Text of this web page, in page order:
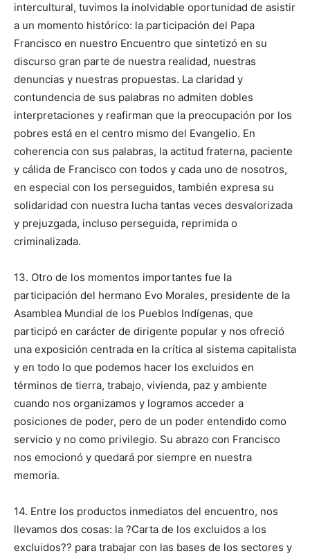
intercultural, tuvimos la inolvidable oportunidad de asistir
a un momento histórico: la participación del Papa
Francisco en nuestro Encuentro que sintetizó en su
discurso gran parte de nuestra realidad, nuestras
denuncias y nuestras propuestas. La claridad y
contundencia de sus palabras no admiten dobles
interpretaciones y reafirman que la preocupación por los
pobres está en el centro mismo del Evangelio. En
coherencia con sus palabras, la actitud fraterna, paciente
y cálida de Francisco con todos y cada uno de nosotros,
en especial con los perseguidos, también expresa su
solidaridad con nuestra lucha tantas veces desvalorizada
y prejuzgada, incluso perseguida, reprimida o
criminalizada.
13. Otro de los momentos importantes fue la
participación del hermano Evo Morales, presidente de la
Asamblea Mundial de los Pueblos Indígenas, que
participó en carácter de dirigente popular y nos ofreció
una exposición centrada en la crítica al sistema capitalista
y en todo lo que podemos hacer los excluidos en
términos de tierra, trabajo, vivienda, paz y ambiente
cuando nos organizamos y logramos acceder a
posiciones de poder, pero de un poder entendido como
servicio y no como privilegio. Su abrazo con Francisco
nos emocionó y quedará por siempre en nuestra
memoria.
14. Entre los productos inmediatos del encuentro, nos
llevamos dos cosas: la ?Carta de los excluidos a los
excluidos?? para trabajar con las bases de los sectores y